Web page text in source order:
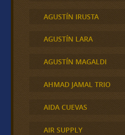
AGUSTÍN IRUSTA
AGUSTÍN LARA
AGUSTÍN MAGALDI
AHMAD JAMAL TRIO
AIDA CUEVAS
AIR SUPPLY